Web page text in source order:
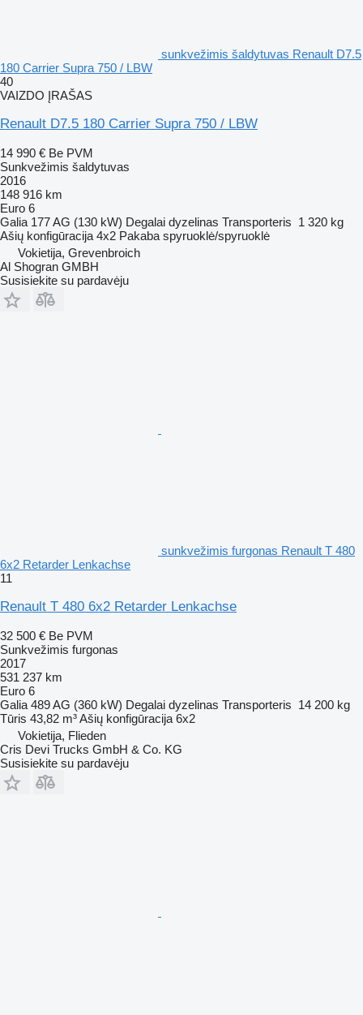
sunkvežimis šaldytuvas Renault D7.5
180 Carrier Supra 750 / LBW
40
VAIZDO ĮRAŠAS
Renault D7.5 180 Carrier Supra 750 / LBW
14 990 € Be PVM
Sunkvežimis šaldytuvas
2016
148 916 km
Euro 6
Galia 177 AG (130 kW) Degalai dyzelinas Transporteris 1 320 kg
Ašių konfigūracija 4x2 Pakaba spyruoklė/spyruoklė
Vokietija, Grevenbroich
Al Shogran GMBH
Susisiekite su pardavėju
sunkvežimis furgonas Renault T 480
6x2 Retarder Lenkachse
11
Renault T 480 6x2 Retarder Lenkachse
32 500 € Be PVM
Sunkvežimis furgonas
2017
531 237 km
Euro 6
Galia 489 AG (360 kW) Degalai dyzelinas Transporteris 14 200 kg
Tūris 43,82 m³Ašių konfigūracija 6x2
Vokietija, Flieden
Cris Devi Trucks GmbH & Co. KG
Susisiekite su pardavėju